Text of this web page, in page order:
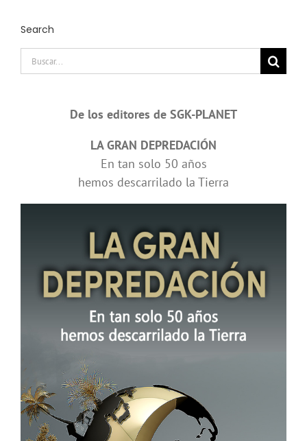
Search
Buscar:
De los editores de SGK-PLANET
LA GRAN DEPREDACIÓN
En tan solo 50 años
hemos descarrilado la Tierra